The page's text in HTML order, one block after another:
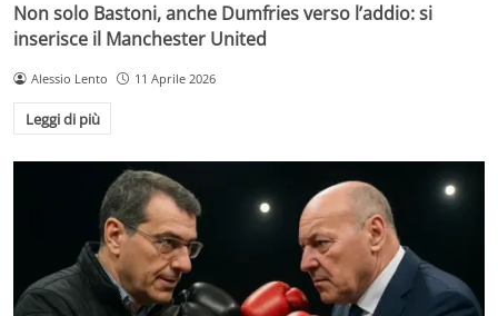
Non solo Bastoni, anche Dumfries verso l’addio: si
inserisce il Manchester United
Alessio Lento 11 Aprile 2026
Leggi di più